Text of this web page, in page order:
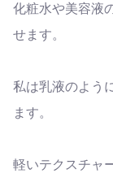
化粧水や美容液
せます。
私は乳液のよう
ます。
軽いテクスチャ